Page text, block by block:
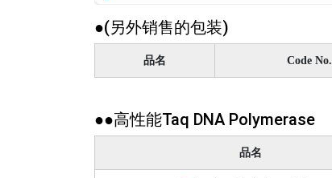
●(另外销售的包装)
品名 Code No.
●●高性能Taq DNA Polymerase
品名